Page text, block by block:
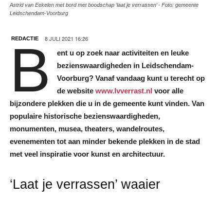
Astrid van Eekelen met bord met boodschap ‘laat je verrassen’ - Foto: gemeente
Leidschendam-Voorburg
REDACTIE 8 JULI 2021 16:26
B
ent u op zoek naar activiteiten en leuke
bezienswaardigheden in Leidschendam-
Voorburg? Vanaf vandaag kunt u terecht op
de website www.lvverrast.nl voor alle
bijzondere plekken die u in de gemeente kunt vinden. Van
populaire historische bezienswaardigheden,
monumenten, musea, theaters, wandelroutes,
evenementen tot aan minder bekende plekken in de stad
met veel inspiratie voor kunst en architectuur.
‘Laat je verrassen’ waaier